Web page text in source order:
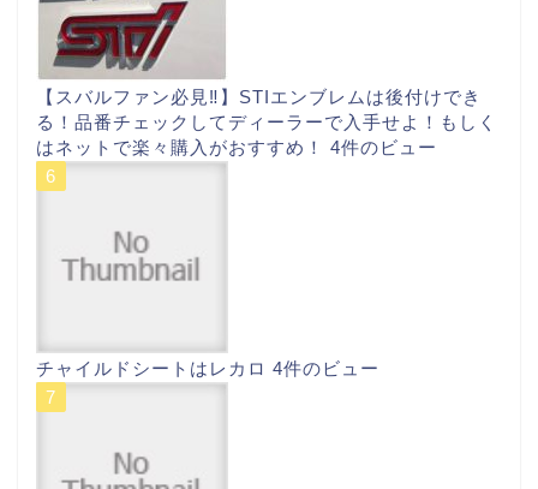
【スバルファン必見‼︎】STIエンブレムは後付けでき
る！品番チェックしてディーラーで入手せよ！もしく
はネットで楽々購入がおすすめ！ 4件のビュー
チャイルドシートはレカロ 4件のビュー